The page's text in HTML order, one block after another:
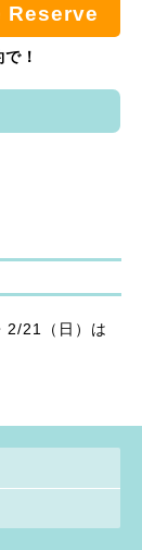
Reserve
！
2/21（日）は